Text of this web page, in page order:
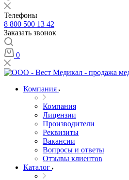
Телефоны
8 800 500 13 42
Заказать звонок
0
Компания
Компания
Лицензии
Производители
Реквизиты
Вакансии
Вопросы и ответы
Отзывы клиентов
Каталог